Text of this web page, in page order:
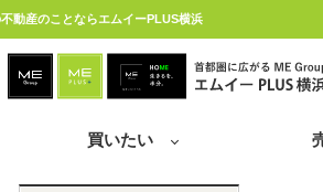
動産のことならエムイーPLUS横浜
買いたい